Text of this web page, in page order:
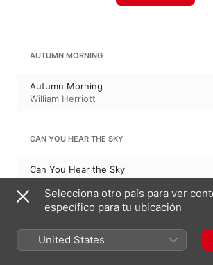
AUTUMN MORNING
Autumn Morning
William Herriott
CAN YOU HEAR THE SKY
Can You Hear the Sky
William Herriott
Falling Leaves
Selecciona otro país para ver
específico para tu ubicación
United States